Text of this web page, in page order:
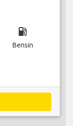
local_gas_station
Bensin